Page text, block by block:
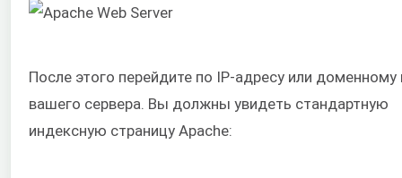
После этого перейдите по IP-адресу или доменному
вашего сервера. Вы должны увидеть стандартную
индексную страницу Apache: